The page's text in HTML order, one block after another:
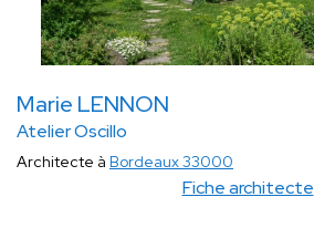
Marie LENNON
Atelier Oscillo
Fiche architecte
Architecte à Bordeaux 33000